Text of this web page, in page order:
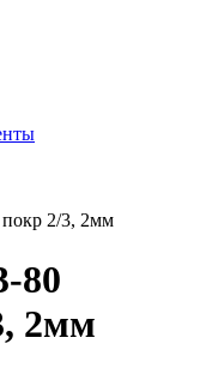
2/3, 2мм
80
2мм